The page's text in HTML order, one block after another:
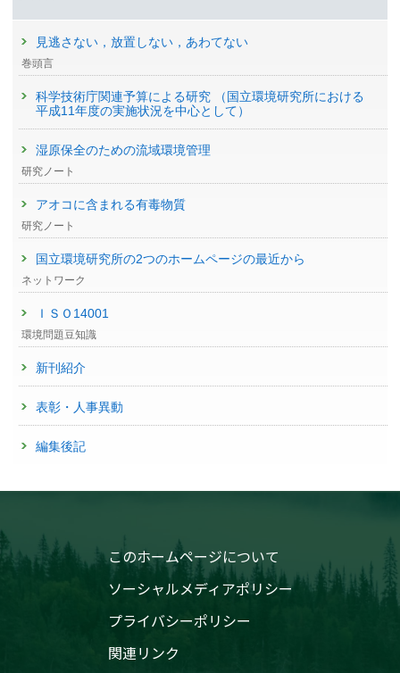
見逃さない，放置しない，あわてない
巻頭言
科学技術庁関連予算による研究 （国立環境研究所における
平成11年度の実施状況を中心として）
湿原保全のための流域環境管理
研究ノート
アオコに含まれる有毒物質
研究ノート
国立環境研究所の2つのホームページの最近から
ネットワーク
ＩＳＯ14001
環境問題豆知識
新刊紹介
表彰・人事異動
編集後記
このホームページについて
ソーシャルメディアポリシー
プライバシーポリシー
関連リンク